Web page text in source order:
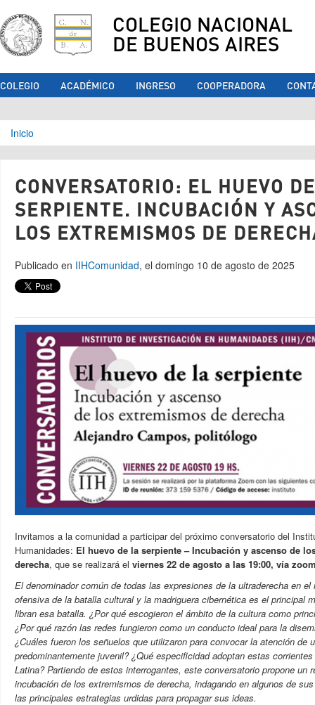
COLEGIO NACIONAL
DE BUENOS AIRES
COLEGIO ACADÉMICO INGRESO COOPERADORA
Se encuentra usted aquí
Inicio
CONVERSATORIO: EL HUEVO
SERPIENTE. INCUBACIÓN Y
LOS EXTREMISMOS DE
Publicado en IIHComunidad, el domingo 10 de agosto de 2025
Invitamos a la comunidad a participar del próximo conversatorio del
Humanidades: El huevo de la serpiente – Incubación y ascenso de
derecha, que se realizará el viernes 22 de agosto a las 19:00, vía
El denominador común de todas las expresiones de la ultraderecha en
ofensiva de la batalla cultural y la madriguera cibernética es el principal
libran esa batalla. ¿Por qué escogieron el ámbito de la cultura como
¿Por qué razón las redes fungieron como un conducto ideal para la
¿Cuáles fueron los señuelos que utilizaron para convocar la atención de
predominantemente juvenil? ¿Qué especificidad adoptan estas
Latina? Partiendo de estos interrogantes, este conversatorio propone un
incubación de los extremismos de derecha, indagando en algunos de
las principales estrategias urdidas para propagar sus ideas.